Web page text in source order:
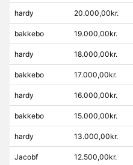
hardy 20.000,00kr.
bakkebo 19.000,00kr.
hardy 18.000,00kr.
bakkebo 17.000,00kr.
hardy 16.000,00kr.
bakkebo 15.000,00kr.
hardy 13.000,00kr.
Jacobf 12.500,00kr.